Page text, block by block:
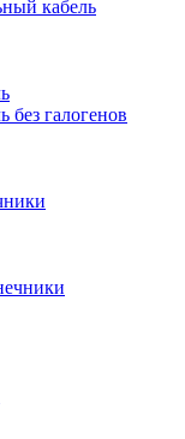
кабель
без галогенов